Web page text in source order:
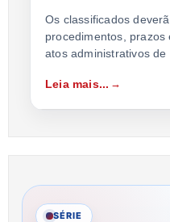
Os classificados
procedimentos,
atos administrativos
Leia mais...
SÉRIE